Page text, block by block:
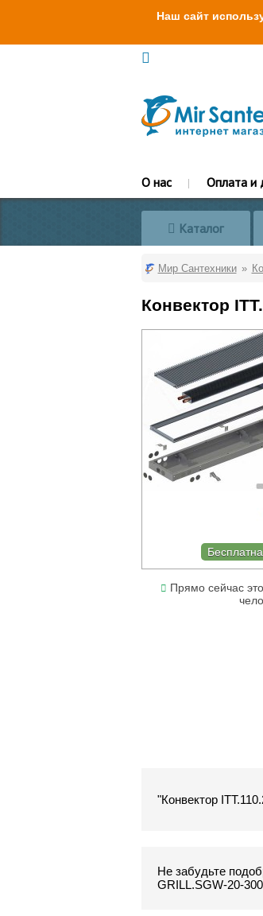
Наш сайт
О нас Оплата и
Каталог
Мир Сантехники
Конвектор
Прямо сейчас
"Конвектор
Не забудьте
GRILL.SGW-20-